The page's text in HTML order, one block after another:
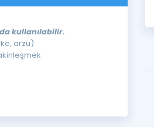
kullanılabilir.
arzu)